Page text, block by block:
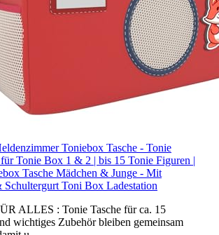
Toniebox Tasche - Tonie
für Tonie Box 1 & 2 | bis 15 Tonie Figuren |
Tasche Mädchen & Junge - Mit
Schultergurt Toni Box Ladestation
ALLES : Tonie Tasche für ca. 15
wichtiges Zubehör bleiben gemeinsam